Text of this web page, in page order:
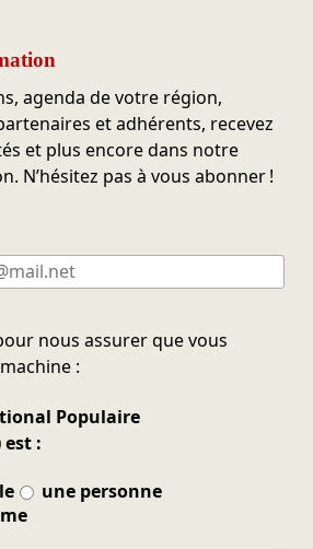
agenda de votre région,
et adhérents, recevez
et plus encore dans notre
N’hésitez pas à vous abonner !
nous assurer que vous
:
Populaire
:
une personne